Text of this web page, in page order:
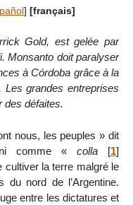
] [français]
Gold, est gelée par
Monsanto doit paralyser
à Córdoba grâce à la
Les grandes entreprises
des défaites.
nous, les peuples » dit
comme « colla[1]
cultiver la terre malgré le
du nord de l’Argentine.
entre les dictatures et